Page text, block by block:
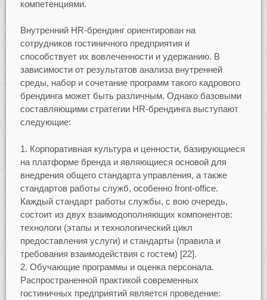
компетенциями.
Внутренний HR-брендинг ориентирован на
сотрудников гостиничного предприятия и
способствует их вовлеченности и удержанию. В
зависимости от результатов анализа внутренней
среды, набор и сочетание программ такого кадрового
брендинга может быть различным. Однако базовыми
составляющими стратегии HR-брендинга выступают
следующие:
Корпоративная культура и ценности, базирующиеся
на платформе бренда и являющиеся основой для
внедрения общего стандарта управления, а также
стандартов работы служб, особенно front-office.
Каждый стандарт работы службы, с вою очередь,
состоит из двух взаимодополняющих компонентов:
технологи (этапы и технологический цикл
предоставления услуги) и стандарты (правила и
требования взаимодействия с гостем) [22].
Обучающие программы и оценка персонала.
Распространенной практикой современных
гостиничных предприятий является проведение: